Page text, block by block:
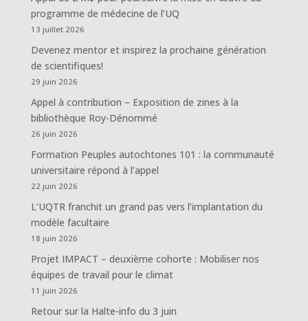
programme de médecine de l’UQ
13 juillet 2026
Devenez mentor et inspirez la prochaine génération
de scientifiques!
29 juin 2026
Appel à contribution – Exposition de zines à la
bibliothèque Roy-Dénommé
26 juin 2026
Formation Peuples autochtones 101 : la communauté
universitaire répond à l’appel
22 juin 2026
L’UQTR franchit un grand pas vers l’implantation du
modèle facultaire
18 juin 2026
Projet IMPACT – deuxième cohorte : Mobiliser nos
équipes de travail pour le climat
11 juin 2026
Retour sur la Halte-info du 3 juin